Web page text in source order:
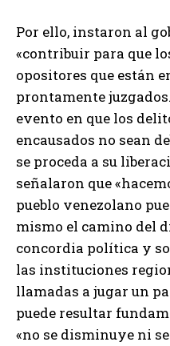
Por ello, instaron al
«contribuir para que
opositores que están
prontamente
evento en que los
encausados no sean
se proceda a su
señalaron que
pueblo venezolano
mismo el camino del
concordia política y
las instituciones
llamadas a jugar un
puede resultar
«no se disminuye ni